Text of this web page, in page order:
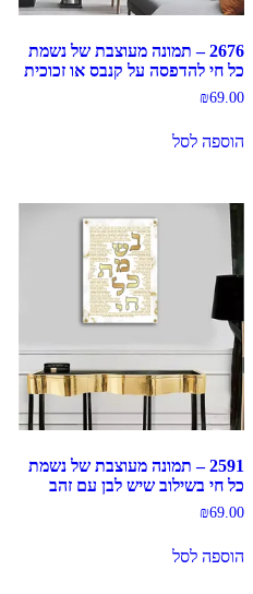
2676 – תמונה מעוצבת של נשמת
כל חי להדפסה על קנבס או זכוכית
₪69.00
הוספה לסל
2591 – תמונה מעוצבת של נשמת
כל חי בשילוב שיש לבן עם זהב
₪69.00
הוספה לסל